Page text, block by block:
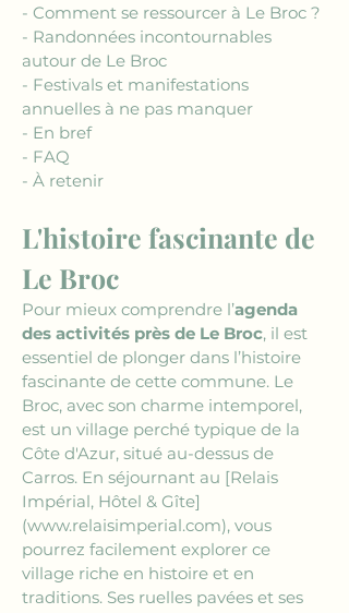
- Comment se ressourcer à Le Broc ?
- Randonnées incontournables
autour de Le Broc
- Festivals et manifestations
annuelles à ne pas manquer
- En bref
- FAQ
- À retenir
L'histoire fascinante de
Le Broc
Pour mieux comprendre l’agenda
des activités près de Le Broc, il est
essentiel de plonger dans l’histoire
fascinante de cette commune. Le
Broc, avec son charme intemporel,
est un village perché typique de la
Côte d'Azur, situé au-dessus de
Carros. En séjournant au [Relais
Impérial, Hôtel & Gîte]
(www.relaisimperial.com), vous
pourrez facilement explorer ce
village riche en histoire et en
traditions. Ses ruelles pavées et ses